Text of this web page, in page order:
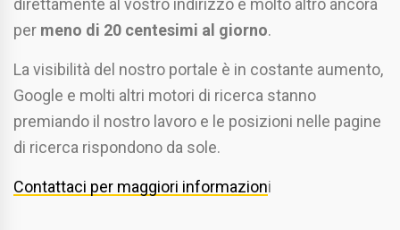
direttamente al vostro indirizzo e molto altro ancora
per meno di 20 centesimi al giorno.
La visibilità del nostro portale è in costante aumento,
Google e molti altri motori di ricerca stanno
premiando il nostro lavoro e le posizioni nelle pagine
di ricerca rispondono da sole.
Contattaci per maggiori informazioni